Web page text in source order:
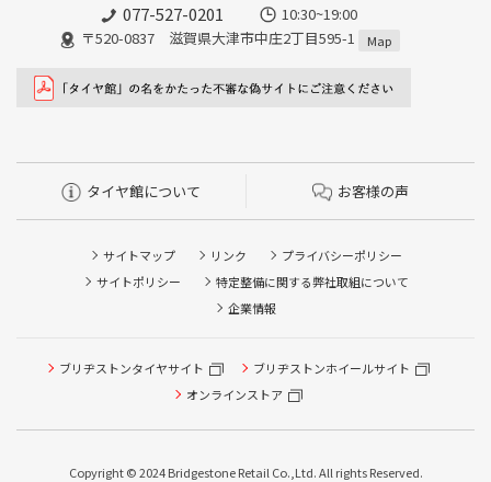
077-527-0201
10:30~19:00
〒520-0837 滋賀県大津市中庄2丁目595-1
Map
タイヤ館について お客様の声
サイトマップ リンク
プライバシーポリシー
サイトポリシー
特定整備に関する弊社取組について
企業情報
ブリヂストンタイヤサイト
ブリヂストンホイールサイト
オンラインストア
Copyright © 2024 Bridgestone Retail Co.,Ltd. All rights Reserved.
タイヤ点検・安全点検/タイヤ履き替え/オイル交換/その他
ピット作業の予約
本日のタイヤ履き替え順番待ち予約 ※クローク契約会員の